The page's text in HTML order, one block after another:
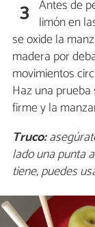
3 Antes de
limón en
se oxide la
madera por
movimientos
Haz una
firme y la
Truco:
lado una punta
tiene, puedes